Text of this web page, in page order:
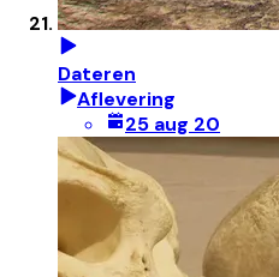
Dateren
Aflevering
25 aug 20